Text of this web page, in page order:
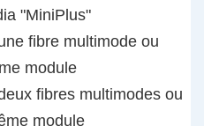
"MiniPlus"
fibre multimode ou
module
fibres multimodes ou
module